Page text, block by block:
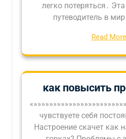
легко потеряться․
путеводитель в
Read More
как повысить
чувствуете себя
Настроение скачет как